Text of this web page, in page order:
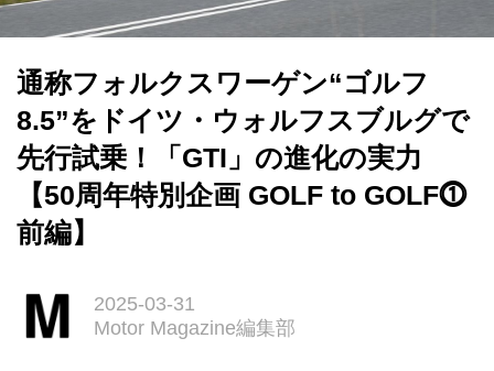
通称フォルクスワーゲン“ゴルフ
8.5”をドイツ・ウォルフスブルグで
先行試乗！「GTI」の進化の実力
【50周年特別企画 GOLF to GOLF⓵
前編】
2025-03-31
Motor Magazine編集部